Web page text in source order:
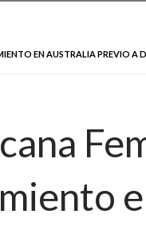
EN AUSTRALIA PREVIO A